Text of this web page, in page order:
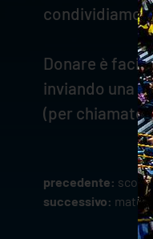
condividiamo:
Donare è
inviando una
(per chiamate
precedente:
successivo: match